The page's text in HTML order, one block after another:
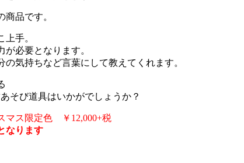
商品です。
上手。
必要となります。
の気持ちなど言葉にして教えてくれます。
そび道具はいかがでしょうか？
マス限定色 ￥12,000+税
なります